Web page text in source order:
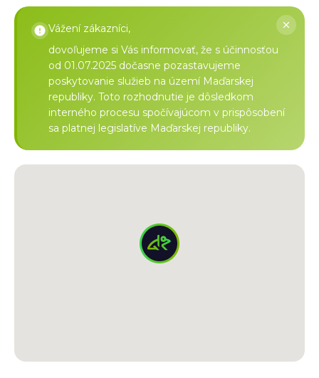
Vážení zákazníci,
dovoľujeme si Vás informovať, že s účinnosťou
od 01.07.2025 dočasne pozastavujeme
poskytovanie služieb na území Maďarskej
republiky. Toto rozhodnutie je dôsledkom
interného procesu spočívajúcom v prispôsobení
sa platnej legislatíve Maďarskej republiky.